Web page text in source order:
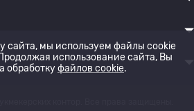
контор. Все права защищены.
сайта, мы используем файлы cookie
использование сайта, Вы
обработкуфайлов cookie.